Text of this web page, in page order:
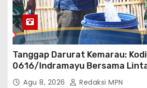
Tanggap Darurat Kemarau:
0616/Indramayu Bersama
Garap Bantuan Air Bersih
Agu 8, 2026 Redaksi MPN